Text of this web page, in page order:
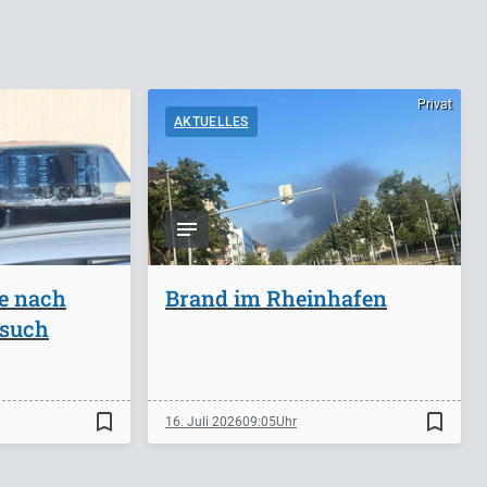
nach
bookmark_border
Privat
AKTUELLES
Brand im Rheinhafen
16. Juli 202609:05 bookmark_border